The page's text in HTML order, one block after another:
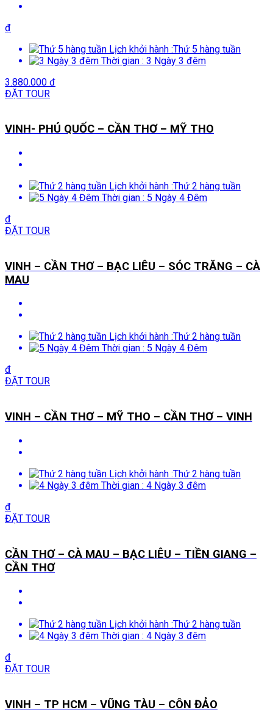
đ
Lịch khởi hành :Thứ 5 hàng tuần
Thời gian : 3 Ngày 3 đêm
3.880.000 đ
ĐẶT TOUR
VINH- PHÚ QUỐC – CẦN THƠ – MỸ THO
Lịch khởi hành :Thứ 2 hàng tuần
Thời gian : 5 Ngày 4 Đêm
đ
ĐẶT TOUR
VINH – CẦN THƠ – BẠC LIÊU – SÓC TRĂNG – CÀ
MAU
Lịch khởi hành :Thứ 2 hàng tuần
Thời gian : 5 Ngày 4 Đêm
đ
ĐẶT TOUR
VINH – CẦN THƠ – MỸ THO – CẦN THƠ – VINH
Lịch khởi hành :Thứ 2 hàng tuần
Thời gian : 4 Ngày 3 đêm
đ
ĐẶT TOUR
CẦN THƠ – CÀ MAU – BẠC LIÊU – TIỀN GIANG –
CẦN THƠ
Lịch khởi hành :Thứ 2 hàng tuần
Thời gian : 4 Ngày 3 đêm
đ
ĐẶT TOUR
VINH – TP HCM – VŨNG TÀU – CÔN ĐẢO